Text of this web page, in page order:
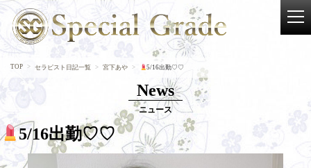
TOP セラピスト日記一覧 宮下あや 5/16出勤♡♡
News
ニュース
5/16出勤♡♡